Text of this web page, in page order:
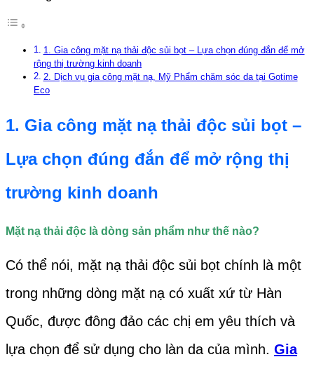
1. Gia công mặt nạ thải độc sủi bọt – Lựa chọn đúng đắn để mở
rộng thị trường kinh doanh
2. Dịch vụ gia công mặt nạ, Mỹ Phẩm chăm sóc da tại Gotime
Eco
1. Gia công mặt nạ thải độc sủi bọt –
Lựa chọn đúng đắn để mở rộng thị
trường kinh doanh
Mặt nạ thải độc là dòng sản phẩm như thế nào?
Có thể nói, mặt nạ thải độc sủi bọt chính là một
trong những dòng mặt nạ có xuất xứ từ Hàn
Quốc, được đông đảo các chị em yêu thích và
lựa chọn để sử dụng cho làn da của mình. Gia